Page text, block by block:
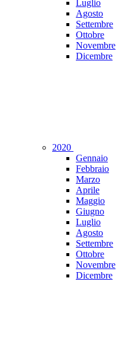
Luglio
Agosto
Settembre
Ottobre
Novembre
Dicembre
2020
Gennaio
Febbraio
Marzo
Aprile
Maggio
Giugno
Luglio
Agosto
Settembre
Ottobre
Novembre
Dicembre